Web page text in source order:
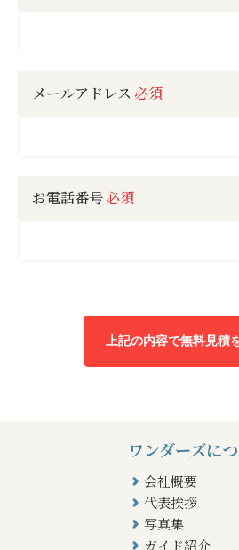
メールアドレス 必須
お電話番号必須
ワンダーズに
会社概要
代表挨拶
写真集
ガイド紹介